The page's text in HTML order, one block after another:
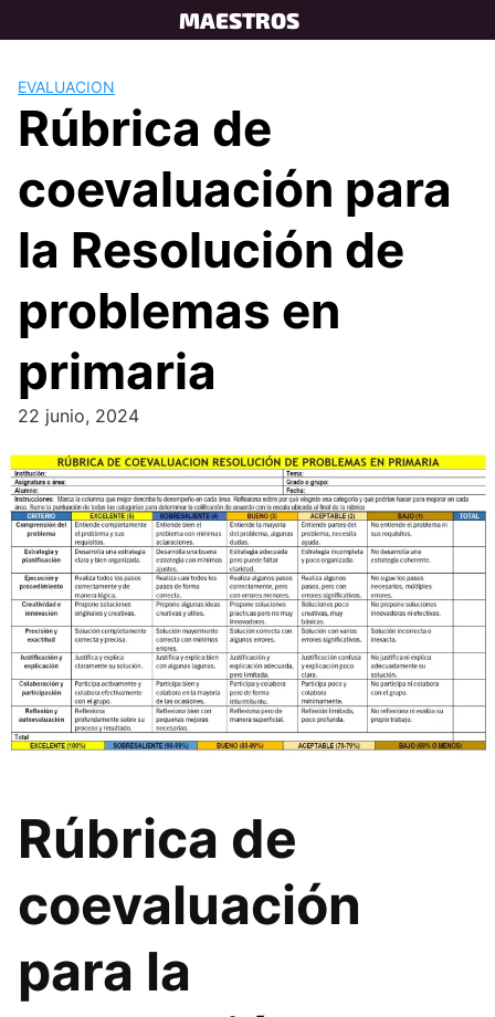
to
MAESTROS
EVALUACION
Rúbrica de
coevaluación para
la Resolución de
problemas en
primaria
22 junio, 2024
Rúbrica de
coevaluación
para la